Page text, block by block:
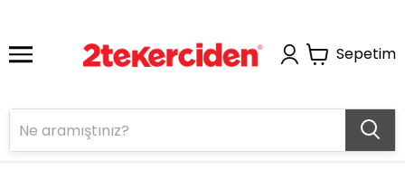
Sepetim